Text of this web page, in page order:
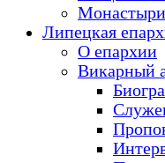
Монастыри
Липецкая
О епархии
Викарный